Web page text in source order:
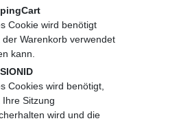
Festo Lernzentrum Saar GmbH
Obere Kaiserstraße 301
66386 St. Ingbert
Auf Karte zeigen
Cookie wird benötigt
der Warenkorb verwendet
kann.
Cookies wird benötigt,
Ihre Sitzung
wird und die